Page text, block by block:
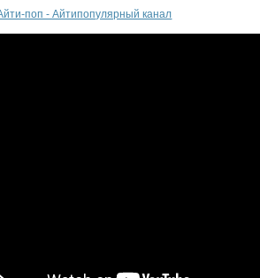
Айти-поп - Айтипопулярный канал